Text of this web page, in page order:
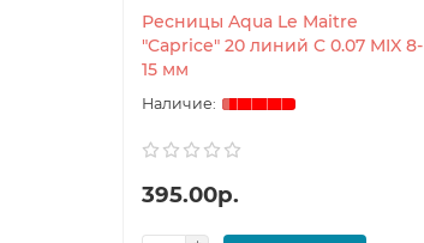
Ресницы Aqua Le Maitre
"Caprice" 20 линий C 0.07 MIX 8-
15 мм
395.00р.